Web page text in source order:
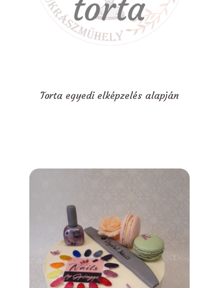
Torta egyedi elképzelés alapján